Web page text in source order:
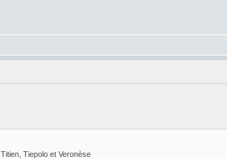
Tiepolo et Veronèse